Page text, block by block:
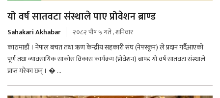
यो वर्ष सातवटा संस्थाले पाए प्रोवेशन ब्राण्ड
Sahakari Akhabar
२०८२ पौष ५ गते , शनिवार
काठमाडौं । नेपाल बचत तथा ऋण केन्द्रीय सहकारी संघ (नेफ्स्कून) ले प्रदान गर्दैैआएको
पूर्ण तथा व्यावसायिक साकोस विकास कार्यक्रम (प्रोवेशन) ब्राण्ड यो वर्ष सातवटा संस्थाले
प्राप्त गरेका छन् । � ...